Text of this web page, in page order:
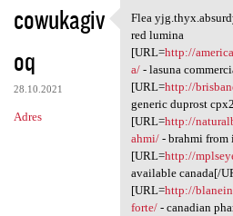
cowukagiv
oq
28.10.2021
Adres
Flea
Flea
red lumina
[URL=http://
a/- lasuna
[URL=http://
generic duprost
[URL=http://
ahmi/- brahmi from
[URL=http://
available canada[/
[URL=http://
forte/- canadian